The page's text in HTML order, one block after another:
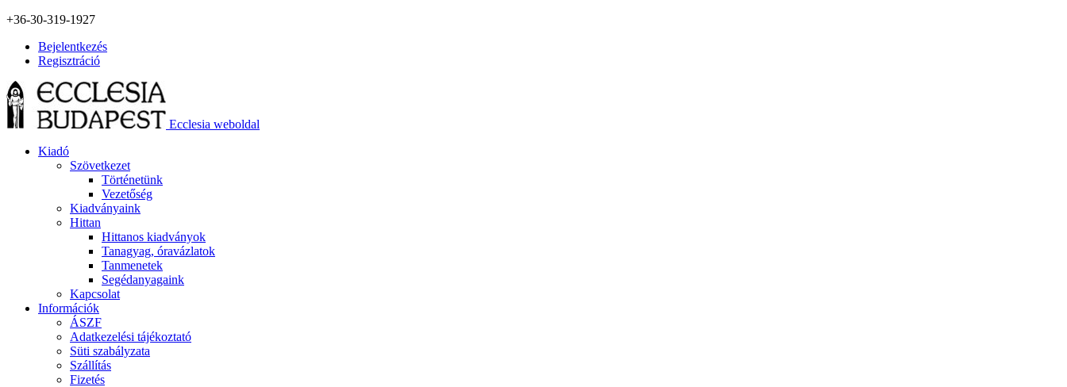
+36-30-319-1927
Bejelentkezés
Regisztráció
Ecclesia weboldal
Kiadó
Szövetkezet
Történetünk
Vezetőség
Kiadványaink
Hittan
Hittanos kiadványok
Tanagyag, óravázlatok
Tanmenetek
Segédanyagaink
Kapcsolat
Információk
ÁSZF
Adatkezelési tájékoztató
Süti szabályzata
Szállítás
Fizetés